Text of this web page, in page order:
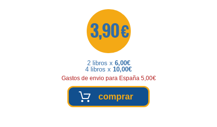
3,90 €
2 libros x 6,00€
4 libros x 10,00€
Gastos de envio para España 5,00€
comprar